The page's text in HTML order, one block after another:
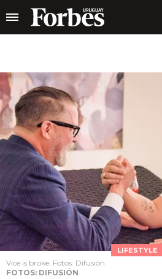
LIFESTYLE
Vice is broke. Fotos: Difusión
FOTOS: DIFUSIÓN